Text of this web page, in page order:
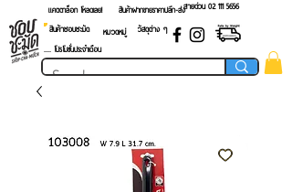
แคตตาล็อก โหลดเลย! สายด่วน 02 ​111 5656
สินค้าฝากขายราคาปลีก-ส่ง
สินค้าชอบชะมัด
หมวดหมู่
วัสดุต่าง ๆ
.... โปรโมชั่นประจำเดือน